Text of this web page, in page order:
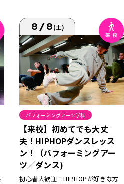
8/8(土)
パフォーミングアーツ学科
【来校】初めてでも大丈
夫！HIPHOPダンスレッス
ン！（パフォーミングアー
ツ／ダンス)
初心者大歓迎！HIPHOPが好きな方